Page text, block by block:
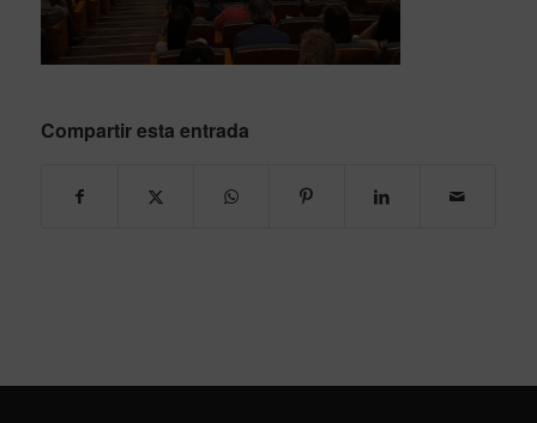
Compartir esta entrada